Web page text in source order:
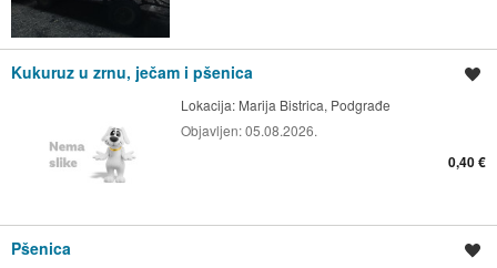
Kukuruz u zrnu, ječam i pšenica
Lokacija: Marija Bistrica, Podgrađe
Objavljen:05.08.2026.
0,40 €
Pšenica